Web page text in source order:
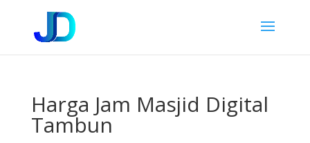
Harga Jam Masjid Digital
Tambun